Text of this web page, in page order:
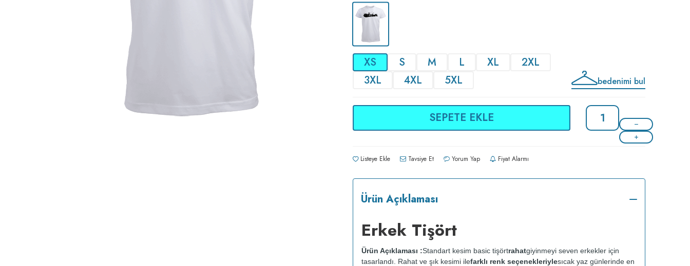
XS S M L XL
2XL
3XL
4XL 5XL bedenimi bul
SEPETE EKLE
Listeye Ekle Tavsiye Et Yorum Yap Fiyat Alarmı
Ürün Açıklaması
Erkek Tişört
Ürün Açıklaması :Standart kesim basic tişörtrahatgiyinmeyi seven erkekler için
tasarlandı. Rahat ve şık kesimi ilefarklı renk seçenekleriylesıcak yaz günlerinde en